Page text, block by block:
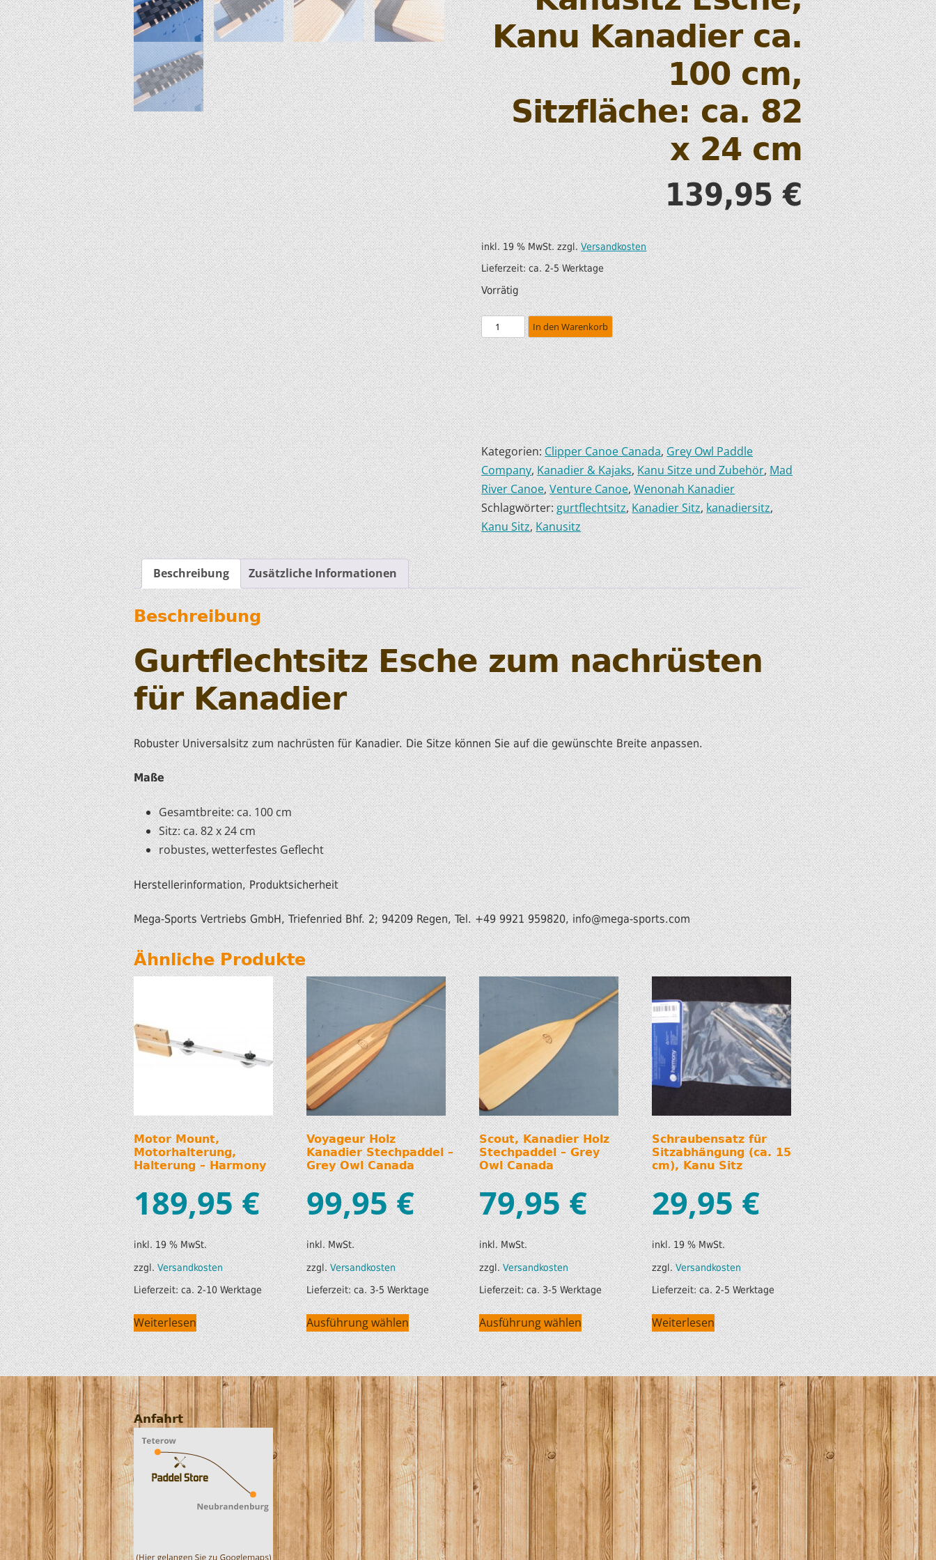
SUP AIR SUP
MODUL KAJAKS
LUFTBOOTE
LEICHTE BOOTE FÜR IHR
WOHNMOBIL
SONDERANGEBOTE/SALE
WILDERNESS SYSTEMS
ZUBEHÖR
DOPPELPADDEL
STECHPADDEL
WESTEN & SICHERHEIT
TRANSPORT &
LAGERUNG
BOOTSWAGEN
SPRITZDECKEN/
LUKENDECKEL
RAM ZUBEHÖR
HOBIE KAJAKS
ELEKTROMOTORE
Kanu Kanadier ca.
100 cm,
Sitzfläche: ca. 82
x 24 cm
139,95€
inkl. 19 % MwSt. zzgl.Versandkosten
Lieferzeit:ca. 2-5 Werktage
Vorrätig
In den Warenkorb
Kategorien:Clipper Canoe Canada,Grey Owl Paddle
Company,Kanadier & Kajaks,Kanu Sitze und Zubehör,Mad
River Canoe,Venture Canoe,Wenonah Kanadier
Schlagwörter:gurtflechtsitz,Kanadier Sitz,kanadiersitz,
Kanu Sitz,Kanusitz
Beschreibung Zusätzliche Informationen
Beschreibung
Gurtflechtsitz Esche zum nachrüsten
für Kanadier
Robuster Universalsitz zum nachrüsten für Kanadier. Die Sitze können Sie auf die gewünschte Breite anpassen.
Maße
Gesamtbreite: ca. 100 cm
Sitz: ca. 82 x 24 cm
robustes, wetterfestes Geflecht
Herstellerinformation, Produktsicherheit
Mega-Sports Vertriebs GmbH, Triefenried Bhf. 2; 94209 Regen, Tel. +49 9921 959820, info@mega-sports.com
Ähnliche Produkte
Motor Mount,
Motorhalterung,
Halterung – Harmony
189,95€
inkl. 19 % MwSt.
zzgl.Versandkosten
Lieferzeit:ca. 2-10 Werktage
Weiterlesen
Voyageur Holz
Kanadier Stechpaddel –
Grey Owl Canada
99,95€
inkl. MwSt.
zzgl.Versandkosten
Lieferzeit:ca. 3-5 Werktage
Ausführung wählen
Scout, Kanadier Holz
Stechpaddel – Grey
Owl Canada
79,95€
inkl. MwSt.
zzgl.Versandkosten
Lieferzeit:ca. 3-5 Werktage
Ausführung wählen
Schraubensatz für
Sitzabhängung (ca. 15
cm), Kanu Sitz
29,95€
inkl. 19 % MwSt.
zzgl.Versandkosten
Lieferzeit:ca. 2-5 Werktage
Weiterlesen
Anfahrt